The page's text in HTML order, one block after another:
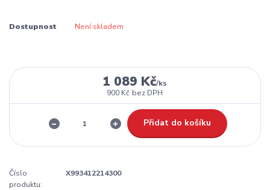
Dostupnost Není skladem
1 089 Kč/ks
900 Kč bez DPH
Přidat do košíku
Číslo
produktu:
X993412214300